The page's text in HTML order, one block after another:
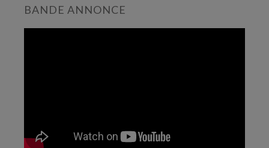
BANDE ANNONCE